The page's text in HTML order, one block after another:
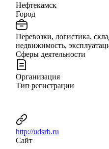
Нефтекамск
Город
Перевозки, логистика,
недвижимость,
Сферы деятельности
Организация
Тип регистрации
http://udsrb.ru
Сайт